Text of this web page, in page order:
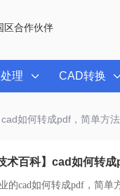
区合作伙伴
理 CAD转换
如何转成pdf，简单方
术百科】cad如何转
的cad如何转成pdf，简单